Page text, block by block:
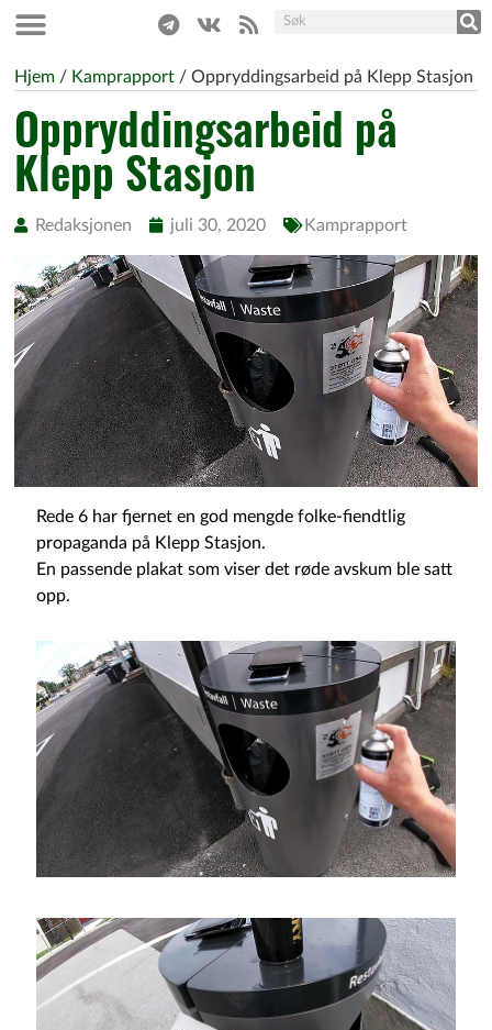
Hjem / Kamprapport / Oppryddingsarbeid på Klepp Stasjon
Oppryddingsarbeid på
Klepp Stasjon
Redaksjonen juli 30, 2020 Kamprapport
Rede 6 har fjernet en god mengde folke-fiendtlig
propaganda på Klepp Stasjon.
En passende plakat som viser det røde avskum ble satt
opp.